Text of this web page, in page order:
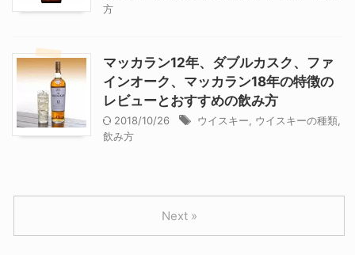
方
マッカラン12年、ダブルカスク、ファ
インオーク、マッカラン18年の特徴の
レビューとおすすめの飲み方
2018/10/26 ウイスキー ウイスキーの種類
飲み方
Next »